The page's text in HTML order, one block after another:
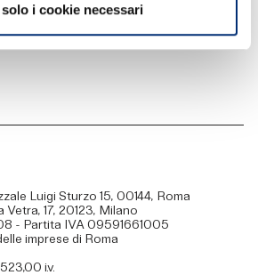
solo i cookie necessari
Luigi Sturzo 15, 00144, Roma
17, 20123, Milano
- Partita IVA 09591661005
imprese di Roma
i.v.